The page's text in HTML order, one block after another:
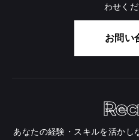
わせくだ
お問い
あなたの経験・スキルを活かし